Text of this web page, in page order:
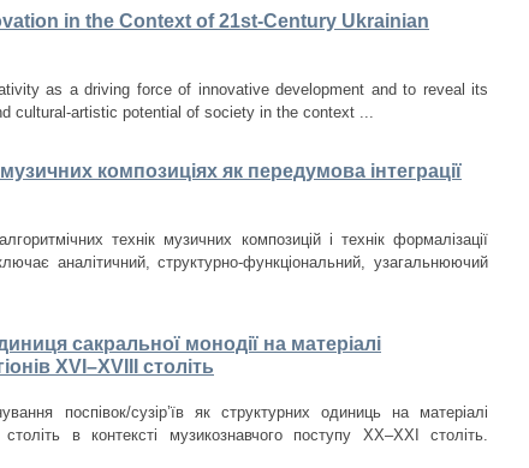
in the Context of 21st-Century Ukrainian
as a driving force of innovative development and to reveal its
cultural-artistic potential of society in the context ...
композиціях як передумова інтеграції
технік музичних композицій і технік формалізації
аналітичний, структурно-функціональний, узагальнюючий
сакральної монодії на матеріалі
XVI–XVIII століть
поспівок/сузір’їв як структурних одиниць на матеріалі
в контексті музикознавчого поступу ХХ–ХХІ століть.